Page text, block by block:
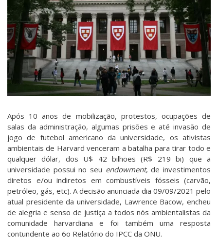
Após 10 anos de mobilização, protestos, ocupações de
salas da administração, algumas prisões e até invasão de
jogo de futebol americano da universidade, os ativistas
ambientais de Harvard venceram a batalha para tirar todo e
qualquer dólar, dos U$ 42 bilhões (R$ 219 bi) que a
universidade possui no seu endowment, de investimentos
diretos e/ou indiretos em combustíveis fósseis (carvão,
petróleo, gás, etc). A decisão anunciada dia 09/09/2021 pelo
atual presidente da universidade, Lawrence Bacow, encheu
de alegria e senso de justiça a todos nós ambientalistas da
comunidade harvardiana e foi também uma resposta
contundente ao 6o Relatório do IPCC da ONU.